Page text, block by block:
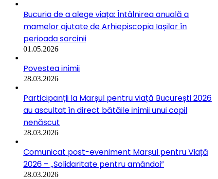
Bucuria de a alege viața: Întâlnirea anuală a
mamelor ajutate de Arhiepiscopia Iașilor în
perioada sarcinii
01.05.2026
Povestea inimii
28.03.2026
Participanții la Marșul pentru viață București 2026
au ascultat în direct bătăile inimii unui copil
nenăscut
28.03.2026
Comunicat post-eveniment Marșul pentru Viață
2026 – „Solidaritate pentru amândoi”
28.03.2026